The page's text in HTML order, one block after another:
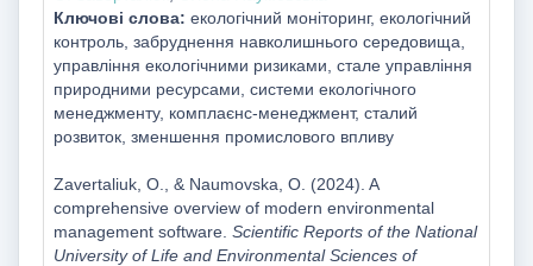
Ключові слова: екологічний моніторинг, екологічний
контроль, забруднення навколишнього середовища,
управління екологічними ризиками, стале управління
природними ресурсами, системи екологічного
менеджменту, комплаєнс-менеджмент, сталий
розвиток, зменшення промислового впливу
Zavertaliuk, O., & Naumovska, O. (2024). A
comprehensive overview of modern environmental
management software. Scientific Reports of the National
University of Life and Environmental Sciences of